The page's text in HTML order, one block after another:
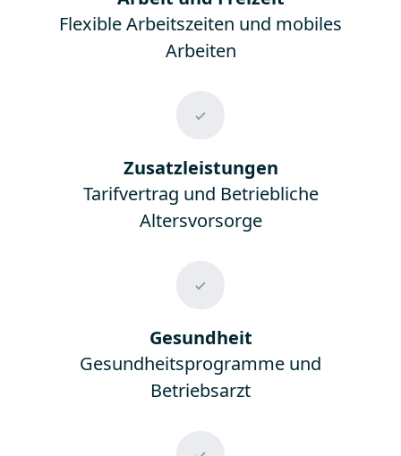
Flexible Arbeitszeiten und mobiles
Arbeiten
Zusatzleistungen
Tarifvertrag und Betriebliche
Altersvorsorge
Gesundheit
Gesundheitsprogramme und
Betriebsarzt